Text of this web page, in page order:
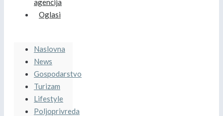
agencija
Oglasi
Naslovna
News
Gospodarstvo
Turizam
Lifestyle
Poljoprivreda